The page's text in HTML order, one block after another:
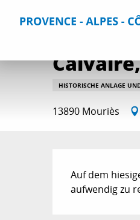
Home Aktivitäten
HISTORISCHE ANLAGE
13890 Mouriès
Auf dem
aufwendig zu